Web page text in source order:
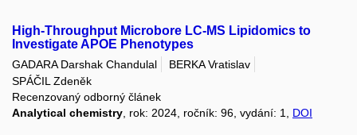
High-Throughput Microbore LC-MS Lipidomics to
Investigate APOE Phenotypes
GADARA Darshak Chandulal
BERKA Vratislav
SPÁČIL Zdeněk
Recenzovaný odborný článek
Analytical chemistry , rok: 2024, ročník: 96, vydání: 1, DOI